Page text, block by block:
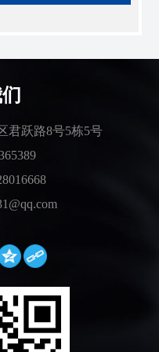
君跃路8号5栋5号